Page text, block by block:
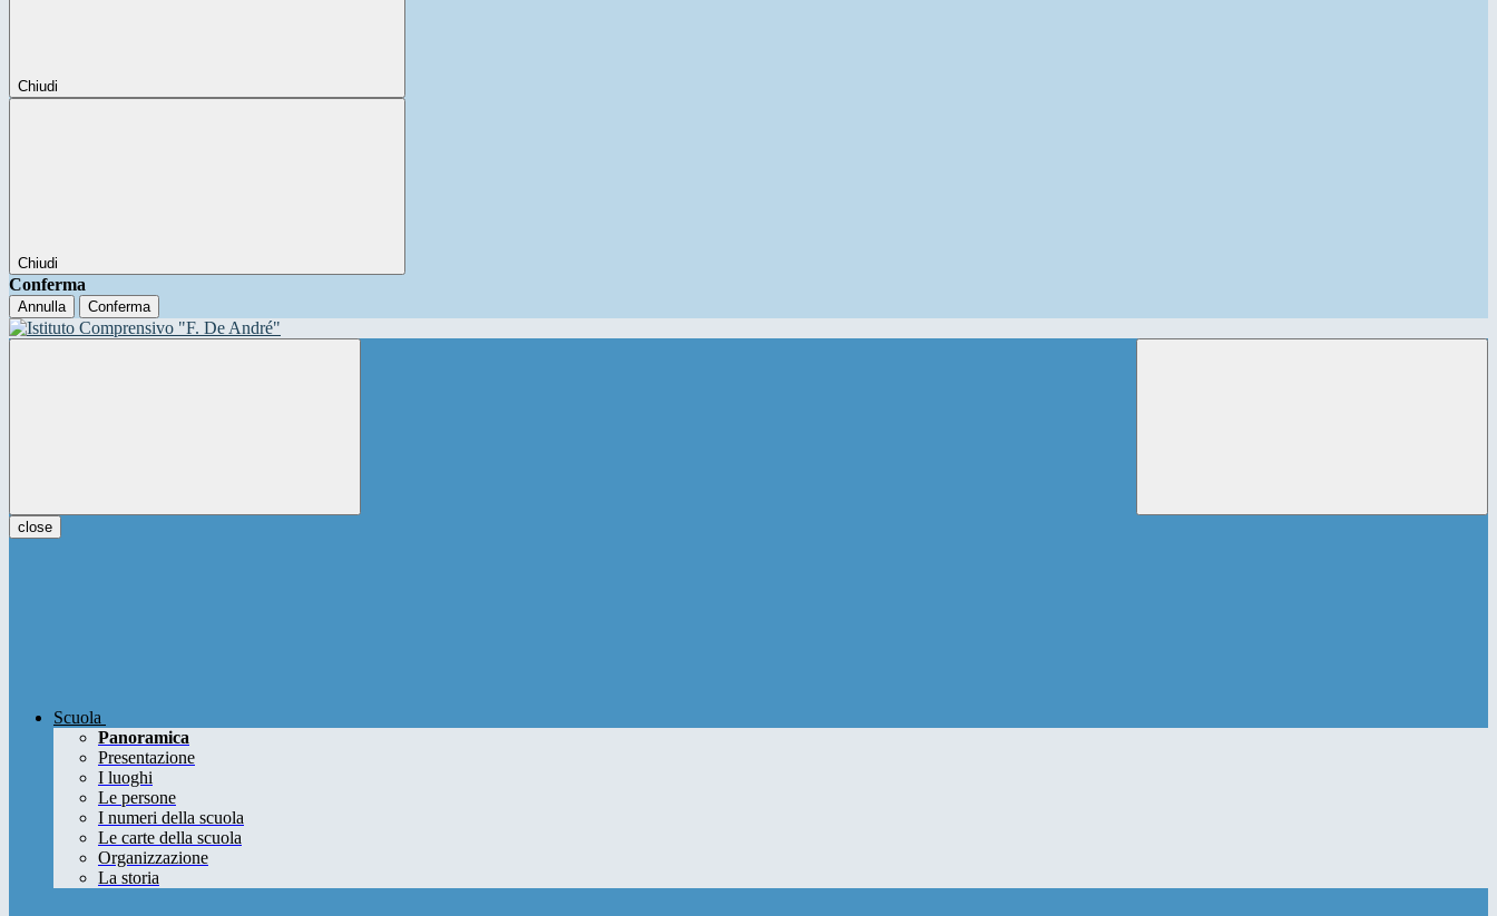
Chiudi
Chiudi
Conferma
Annulla Conferma
close
Scuola
Panoramica
Presentazione
I luoghi
Le persone
I numeri della scuola
Le carte della scuola
Organizzazione
La storia